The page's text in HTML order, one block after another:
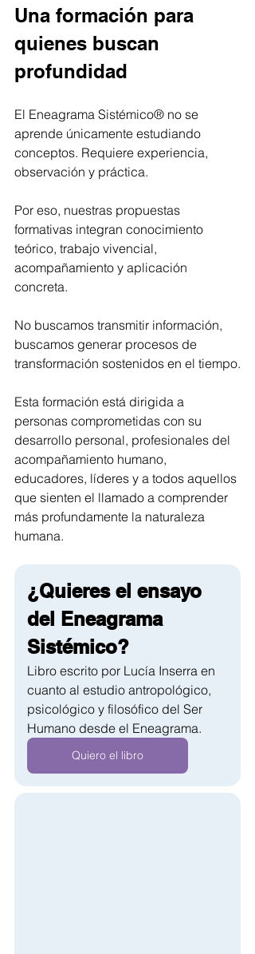
Una formación para
quienes buscan
profundidad
El Eneagrama Sistémico® no se
aprende únicamente estudiando
conceptos. Requiere experiencia,
observación y práctica.
Por eso, nuestras propuestas
formativas integran conocimiento
teórico, trabajo vivencial,
acompañamiento y aplicación
concreta.
No buscamos transmitir información,
buscamos generar procesos de
transformación sostenidos en el tiempo.
Esta formación está dirigida a
personas comprometidas con su
desarrollo personal, profesionales del
acompañamiento humano,
educadores, líderes y a todos aquellos
que sienten el llamado a comprender
más profundamente la naturaleza
humana.
¿Quieres el ensayo
del Eneagrama
Sistémico?
Libro escrito por Lucía Inserra en
cuanto al estudio antropológico,
psicológico y filosófico del Ser
Humano desde el Eneagrama.
Quiero el libro